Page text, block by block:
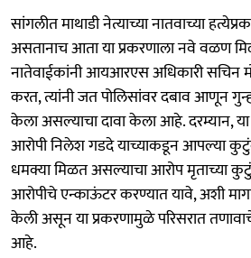
सांगलीत माथाडी नेत्याच्या नातवाच्या
असतानाच आता या प्रकरणाला नवे वळण
नातेवाईकांनी आयआरएस अधिकारी सचिन
करत, त्यांनी जत पोलिसांवर दबाव आणून
केला असल्याचा दावा केला आहे. दरम्यान,
आरोपी निलेश गडदे याच्याकडून आपल्या
धमक्या मिळत असल्याचा आरोप मृताच्या
आरोपीचे एन्काऊंटर करण्यात यावे, अशी
केली असून या प्रकरणामुळे परिसरात
आहे.